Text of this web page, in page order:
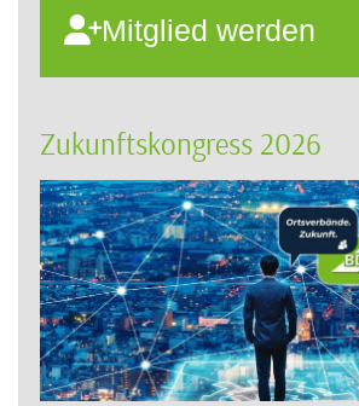
Mitglied werden
Zukunftskongress 2026